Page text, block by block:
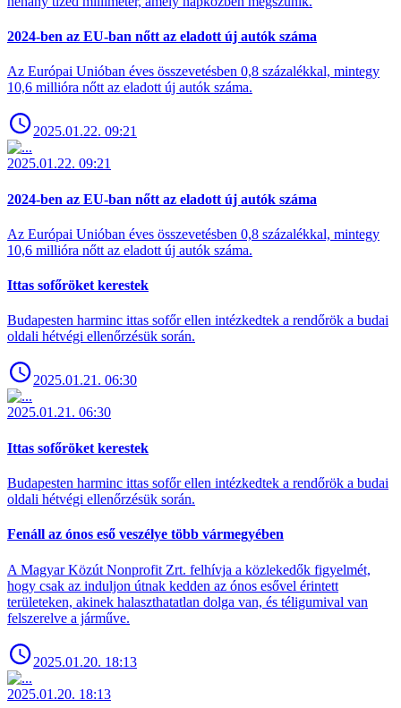
2024-ben az EU-ban nőtt az eladott új autók száma
Az Európai Unióban éves összevetésben 0,8 százalékkal, mintegy
10,6 millióra nőtt az eladott új autók száma.
2025.01.22. 09:21
2025.01.22. 09:21
2024-ben az EU-ban nőtt az eladott új autók száma
Az Európai Unióban éves összevetésben 0,8 százalékkal, mintegy
10,6 millióra nőtt az eladott új autók száma.
Ittas sofőröket kerestek
Budapesten harminc ittas sofőr ellen intézkedtek a rendőrök a budai
oldali hétvégi ellenőrzésük során.
2025.01.21. 06:30
2025.01.21. 06:30
Ittas sofőröket kerestek
Budapesten harminc ittas sofőr ellen intézkedtek a rendőrök a budai
oldali hétvégi ellenőrzésük során.
Fenáll az ónos eső veszélye több vármegyében
A Magyar Közút Nonprofit Zrt. felhívja a közlekedők figyelmét,
hogy csak az induljon útnak kedden az ónos esővel érintett
területeken, akinek halaszthatatlan dolga van, és téligumival van
felszerelve a járműve.
2025.01.20. 18:13
2025.01.20. 18:13